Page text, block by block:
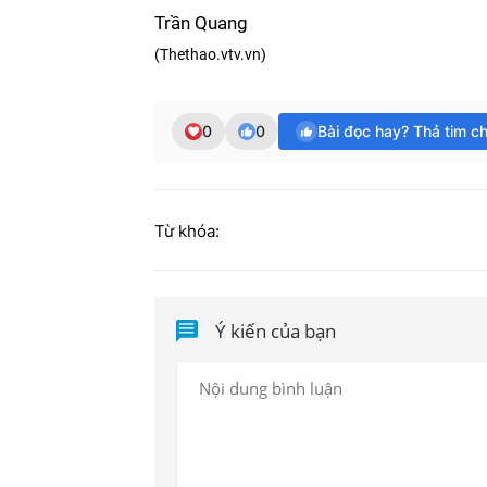
Trần Quang
(Thethao.vtv.vn)
0 0 Bài đọc hay? Thả tim
Từ khóa:
Ý kiến của bạn